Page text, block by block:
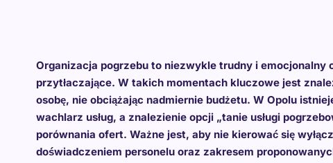
Organizacja pogrzebu to niezwykle trudny i
przytłaczające. W takich momentach kluczowe jest
osobę, nie obciążając nadmiernie budżetu. W Opolu
wachlarz usług, a znalezienie opcji „tanie usługi
porównania ofert. Ważne jest, aby nie kierować się
doświadczeniem personelu oraz zakresem